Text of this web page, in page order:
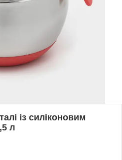
із силіконовим
л